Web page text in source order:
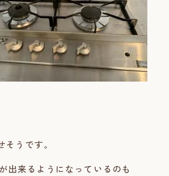
うです。
出来るようになっているのも